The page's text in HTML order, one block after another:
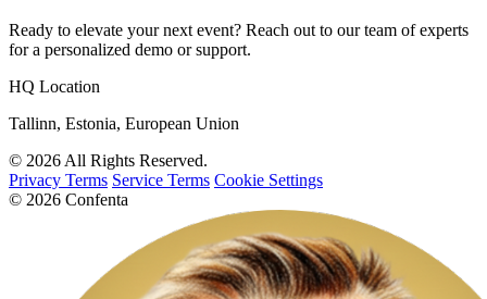
Ready to elevate your next event? Reach out to our team of experts
for a personalized demo or support.
HQ Location
Tallinn, Estonia, European Union
© 2026 All Rights Reserved.
Privacy Terms Service Terms Cookie Settings
© 2026 Confenta